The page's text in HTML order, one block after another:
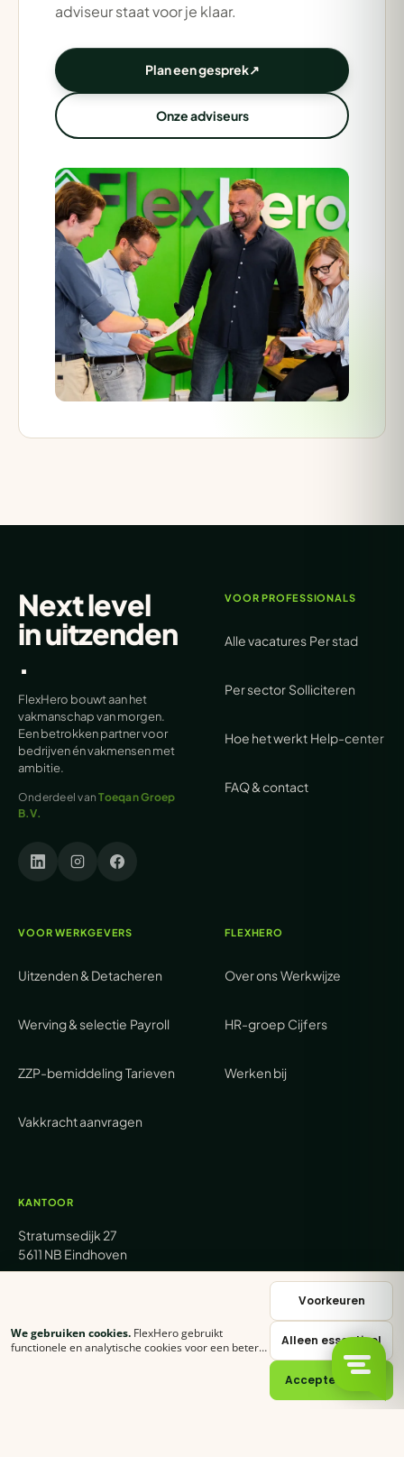
adviseur staat voor je klaar.
Plan een gesprek↗
Onze adviseurs
Next level
inuitzenden
.
FlexHero bouwt aan het
vakmanschap van morgen.
Een betrokken partner voor
bedrijven én vakmensen met
ambitie.
Onderdeel vanToeqan Groep
B.V.
VOOR PROFESSIONALS
Alle vacatures Per stad
Per sector Solliciteren
Hoe het werkt Help-center
FAQ & contact
VOOR WERKGEVERS
Uitzenden & Detacheren
Werving & selectie Payroll
ZZP-bemiddelingTarieven
Vakkracht aanvragen
FLEXHERO
Over onsWerkwijze
HR-groep Cijfers
Werken bij
KANTOOR
Stratumsedijk 27
5611 NB Eindhoven
sales@flexhero.com
We gebruiken cookies. FlexHero gebruikt
functionele en analytische cookies voor een betere
Voorkeuren
Alleen essentieel
Accepteer alles